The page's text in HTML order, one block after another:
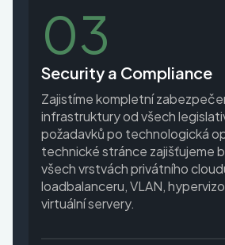
03
Security a Compliance
Zajistíme kompletní
infrastruktury od všech
požadavků po technologická
technické stránce zajišťujeme
všech vrstvách privátního
loadbalanceru, VLAN,
virtuální servery.